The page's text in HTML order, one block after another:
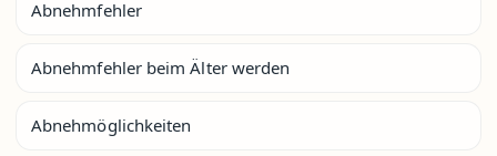
Abnehmfehler
Abnehmfehler beim Älter werden
Abnehmöglichkeiten